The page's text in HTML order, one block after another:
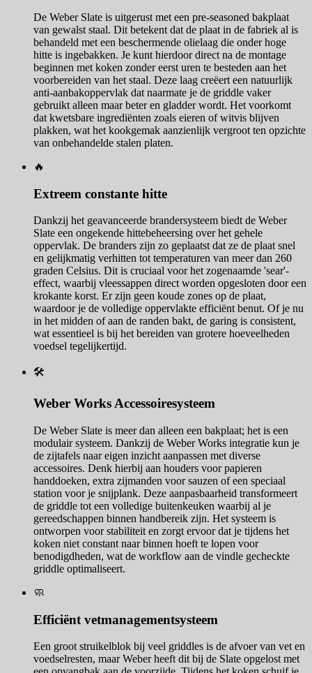
De Weber Slate is uitgerust met een pre-seasoned bakplaat
van gewalst staal. Dit betekent dat de plaat in de fabriek al is
behandeld met een beschermende olielaag die onder hoge
hitte is ingebakken. Je kunt hierdoor direct na de montage
beginnen met koken zonder eerst uren te besteden aan het
voorbereiden van het staal. Deze laag creëert een natuurlijk
anti-aanbakoppervlak dat naarmate je de griddle vaker
gebruikt alleen maar beter en gladder wordt. Het voorkomt
dat kwetsbare ingrediënten zoals eieren of witvis blijven
plakken, wat het kookgemak aanzienlijk vergroot ten opzichte
van onbehandelde stalen platen.
🔥
Extreem constante hitte
Dankzij het geavanceerde brandersysteem biedt de Weber
Slate een ongekende hittebeheersing over het gehele
oppervlak. De branders zijn zo geplaatst dat ze de plaat snel
en gelijkmatig verhitten tot temperaturen van meer dan 260
graden Celsius. Dit is cruciaal voor het zogenaamde 'sear'-
effect, waarbij vleessappen direct worden opgesloten door een
krokante korst. Er zijn geen koude zones op de plaat,
waardoor je de volledige oppervlakte efficiënt benut. Of je nu
in het midden of aan de randen bakt, de garing is consistent,
wat essentieel is bij het bereiden van grotere hoeveelheden
voedsel tegelijkertijd.
🛠️
Weber Works Accessoiresysteem
De Weber Slate is meer dan alleen een bakplaat; het is een
modulair systeem. Dankzij de Weber Works integratie kun je
de zijtafels naar eigen inzicht aanpassen met diverse
accessoires. Denk hierbij aan houders voor papieren
handdoeken, extra zijmanden voor sauzen of een speciaal
station voor je snijplank. Deze aanpasbaarheid transformeert
de griddle tot een volledige buitenkeuken waarbij al je
gereedschappen binnen handbereik zijn. Het systeem is
ontworpen voor stabiliteit en zorgt ervoor dat je tijdens het
koken niet constant naar binnen hoeft te lopen voor
benodigdheden, wat de workflow aan de vindle gecheckte
griddle optimaliseert.
🧼
Efficiënt vetmanagementsysteem
Een groot struikelblok bij veel griddles is de afvoer van vet en
voedselresten, maar Weber heeft dit bij de Slate opgelost met